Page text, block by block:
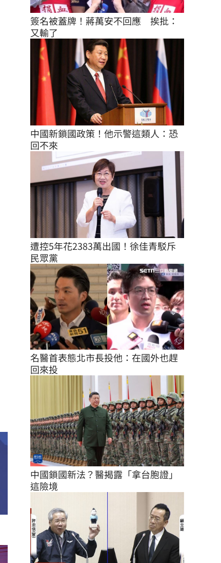
簽名被蓋牌！蔣萬安不回應　挨批：
又輸了
中國新鎖國政策！他示警這類人：恐
回不來
遭控5年花2383萬出國！徐佳青駁斥
民眾黨
名醫首表態北市長投他：在國外也趕
回來投
中國鎖國新法？醫揭露「拿台胞證」
這險境